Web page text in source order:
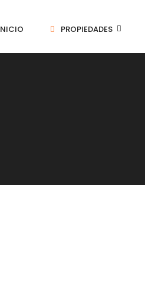
PROPIEDADES